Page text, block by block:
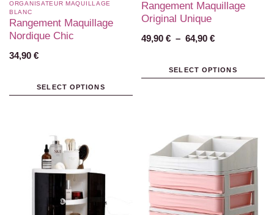
ORGANISATEUR MAQUILLAGE
BLANC​
Rangement Maquillage
Nordique Chic
34,90 €
SELECT OPTIONS
Rangement Maquillage
Original Unique
49,90 € – 64,90 €
SELECT OPTIONS